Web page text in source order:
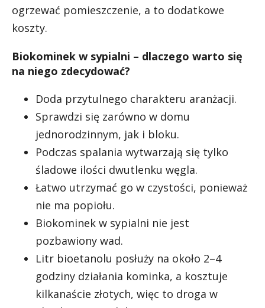
ogrzewać pomieszczenie, a to dodatkowe
koszty.
Biokominek w sypialni – dlaczego warto się
na niego zdecydować?
Doda przytulnego charakteru aranżacji.
Sprawdzi się zarówno w domu
jednorodzinnym, jak i bloku.
Podczas spalania wytwarzają się tylko
śladowe ilości dwutlenku węgla.
Łatwo utrzymać go w czystości, ponieważ
nie ma popiołu.
Biokominek w sypialni nie jest
pozbawiony wad.
Litr bioetanolu posłuży na około 2–4
godziny działania kominka, a kosztuje
kilkanaście złotych, więc to droga w